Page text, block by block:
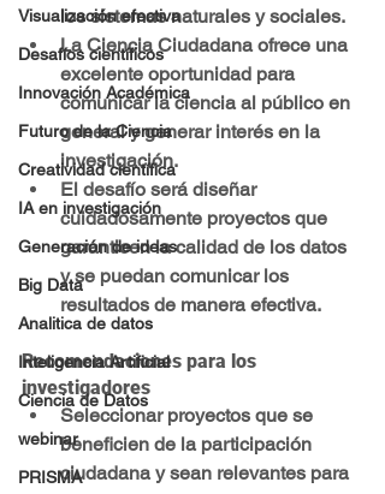
Visualización efectiva
Desafíos científicos
Innovación Académica
Futuro de la Ciencia
Creatividad científica
IA en investigación
Generación de ideas
Big Data
Analitica de datos
Inteligencia Artificial
Ciencia de Datos
webinar
PRISMA
los sistemas naturales y sociales.
La Ciencia Ciudadana ofrece una
excelente oportunidad para
comunicar la ciencia al público en
general y generar interés en la
investigación.
El desafío será diseñar
cuidadosamente proyectos que
garanticen la calidad de los datos
y se puedan comunicar los
resultados de manera efectiva.
Recomendaciones para los
investigadores
Seleccionar proyectos que se
beneficien de la participación
ciudadana y sean relevantes para